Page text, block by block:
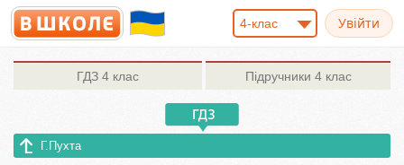
4-клас
ГДЗ 4 клас Підручники 4 клас
Г.Пухта